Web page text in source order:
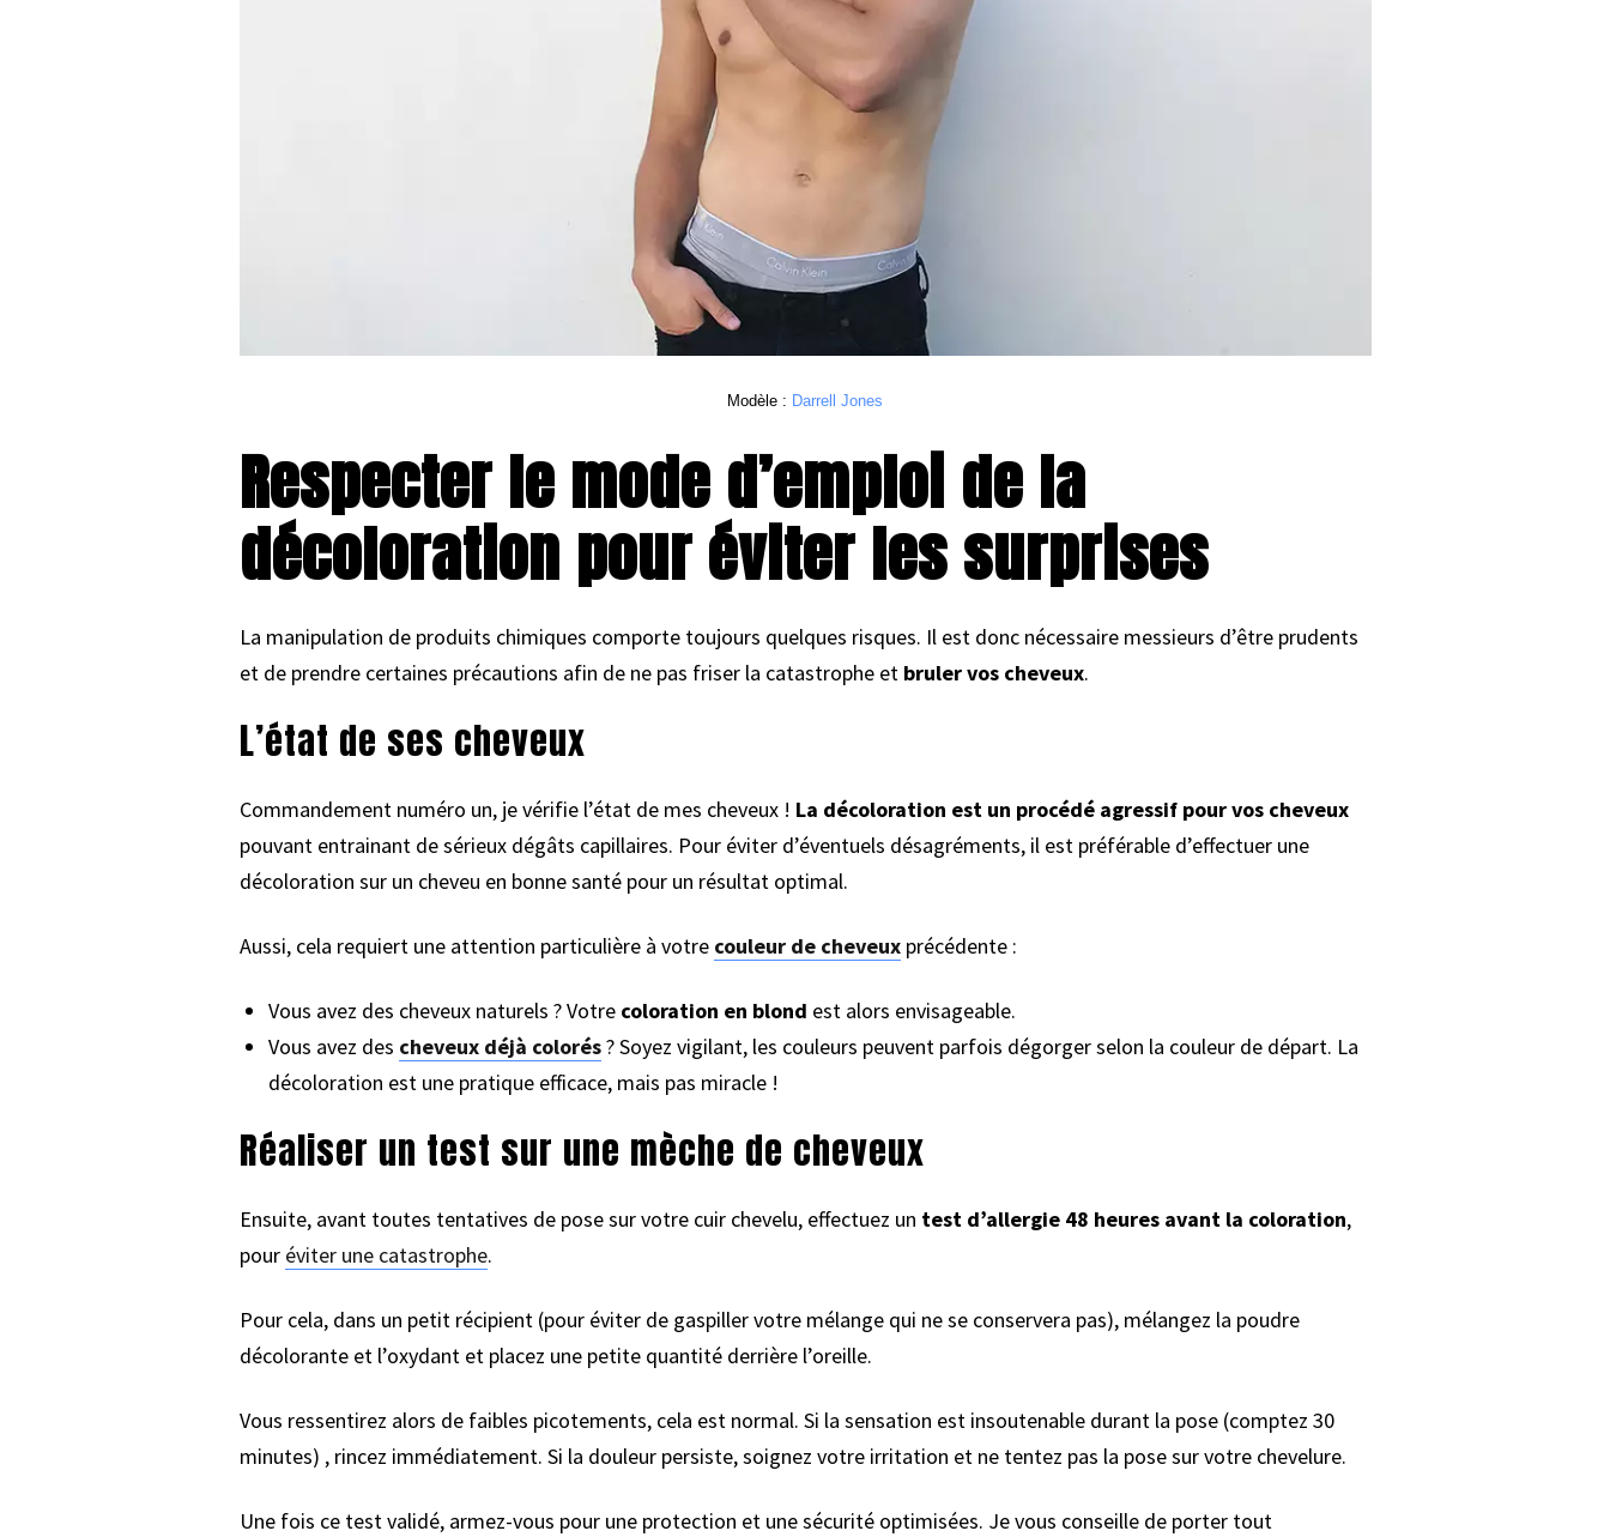
Modèle : Darrell Jones
Respecter le mode d’emploi de la
décoloration pour éviter les surprises
La manipulation de produits chimiques comporte toujours quelques risques. Il est donc nécessaire messieurs d’être prudents
et de prendre certaines précautions afin de ne pas friser la catastrophe et bruler vos cheveux.
L’état de ses cheveux
Commandement numéro un, je vérifie l’état de mes cheveux ! La décoloration est un procédé agressif pour vos cheveux
pouvant entrainant de sérieux dégâts capillaires. Pour éviter d’éventuels désagréments, il est préférable d’effectuer une
décoloration sur un cheveu en bonne santé pour un résultat optimal.
Aussi, cela requiert une attention particulière à votre couleur de cheveuxprécédente :
Vous avez des cheveux naturels ? Votre coloration en blond est alors envisageable.
Vous avez des cheveux déjà colorés? Soyez vigilant, les couleurs peuvent parfois dégorger selon la couleur de départ. La
décoloration est une pratique efficace, mais pas miracle !
Réaliser un test sur une mèche de cheveux
Ensuite, avant toutes tentatives de pose sur votre cuir chevelu, effectuez un test d’allergie 48 heures avant la coloration,
pour éviter une catastrophe.
Pour cela, dans un petit récipient (pour éviter de gaspiller votre mélange qui ne se conservera pas), mélangez la poudre
décolorante et l’oxydant et placez une petite quantité derrière l’oreille.
Vous ressentirez alors de faibles picotements, cela est normal. Si la sensation est insoutenable durant la pose (comptez 30
minutes) , rincez immédiatement. Si la douleur persiste, soignez votre irritation et ne tentez pas la pose sur votre chevelure.
Une fois ce test validé, armez-vous pour une protection et une sécurité optimisées. Je vous conseille de porter tout